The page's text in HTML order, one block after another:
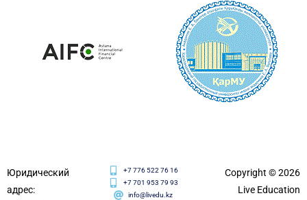
Юридический
адрес:
+7 776 522 76 16
+7 701 953 79 93
info@livedu.kz
Copyright © 2026
Live Education